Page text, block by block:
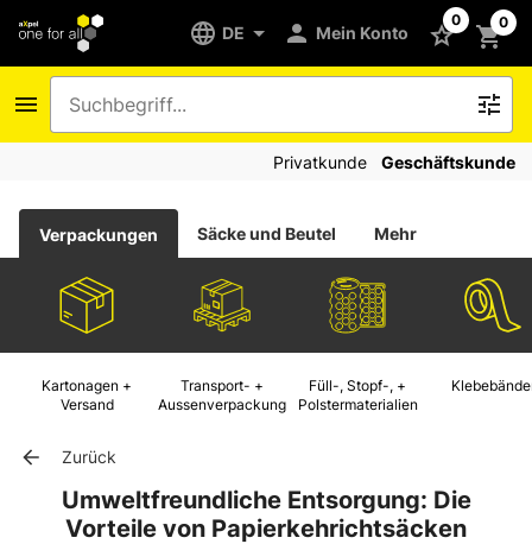
DE Mein Konto
0 0
Privatkunde Geschäftskunde
Verpackungen Säcke und Beutel Mehr
Kartonagen +
Versand
Transport- +
Aussenverpackung
Füll-, Stopf-, +
Polstermaterialien
Zurück
Umweltfreundliche Entsorgung: Die
Vorteile von Papierkehrichtsäcken